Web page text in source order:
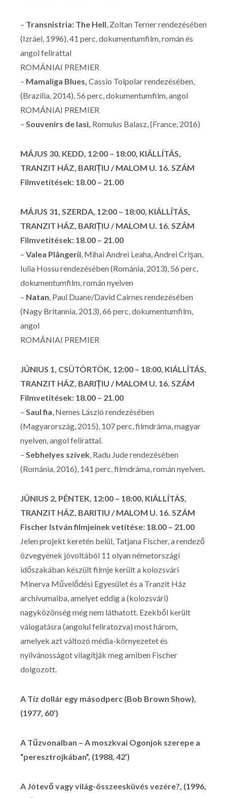
– Transnistria: The Hell, Zoltan Terner rendezésében
(Izráel, 1996), 41 perc, dokumentumfilm, román és
angol felirattal
ROMÁNIAI PREMIER
– Mamaliga Blues, Cassio Tolpolar rendezésében,
(Brazília, 2014), 56 perc, dokumentumfilm, angol
ROMÁNIAI PREMIER
– Souvenirs de Iasi, Romulus Balasz, (France, 2016)
MÁJUS 30, KEDD, 12:00 – 18:00, KIÁLLÍTÁS,
TRANZIT HÁZ, BARIȚIU / MALOM U. 16. SZÁM
Filmvetítések: 18.00 – 21.00
MÁJUS 31, SZERDA, 12:00 – 18:00, KIÁLLÍTÁS,
TRANZIT HÁZ, BARIȚIU / MALOM U. 16. SZÁM
Filmvetítések: 18.00 – 21.00
– Valea Plângerii, Mihai Andrei Leaha, Andrei Crişan,
Iulia Hossu rendezésében (Románia, 2013), 56 perc,
dokumentumfilm, román nyelven
– Natan, Paul Duane/David Cairnes rendezésében
(Nagy Britannia, 2013), 66 perc, dokumentumfilm,
angol
ROMÁNIAI PREMIER
JÚNIUS 1, CSÜTÖRTÖK, 12:00 – 18:00, KIÁLLÍTÁS,
TRANZIT HÁZ, BARIȚIU / MALOM U. 16. SZÁM
Filmvetítések: 18.00 – 21.00
– Saul fia, Nemes László rendezésében
(Magyarország, 2015), 107 perc, filmdráma, magyar
nyelven, angol felirattal.
– Sebhelyes szívek, Radu Jude rendezésében
(Románia, 2016), 141 perc, filmdráma, román nyelven.
JÚNIUS 2, PÉNTEK, 12:00 – 18:00, KIÁLLÍTÁS,
TRANZIT HÁZ, BARITIU / MALOM U. 16. SZÁM
Fischer István filmjeinek vetítése: 18.00 – 21.00
Jelen projekt keretén belül, Tatjana Fischer, a rendező
özvegyének jóvoltából 11 olyan németországi
időszakában készült filmje került a kolozsvári
Minerva Művelődési Egyesület és a Tranzit Ház
archívumaiba, amelyet eddig a (kolozsvári)
nagyközönség még nem láthatott. Ezekből került
válogatásra (angolul feliratozva) most három,
amelyek azt változó média-környezetet és
nyílvánosságot vilagítják meg amiben Fischer
dolgozott.
A Tíz dollár egy másodperc (Bob Brown Show),
(1977, 60’)
A Tűzvonalban – A moszkvai Ogonjok szerepe a
“peresztrojkában”, (1988, 42’)
A Jótevő vagy világ-összeesküvés vezére?, (1996,